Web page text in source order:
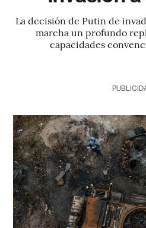
La decisión de Putin de
marcha un profundo
capacidades